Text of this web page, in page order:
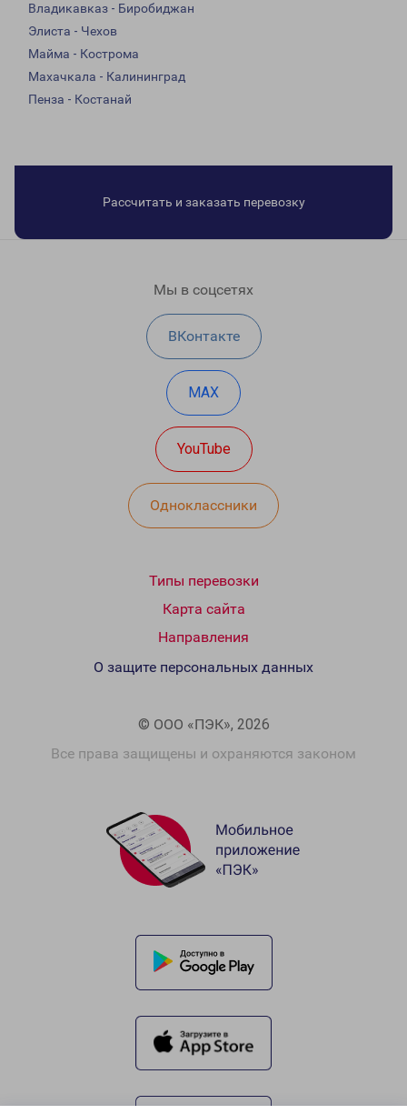
Владикавказ - Биробиджан
Элиста - Чехов
Майма - Кострома
Махачкала - Калининград
Пенза - Костанай
Рассчитать и заказать перевозку
Мы в соцсетях
ВКонтакте
MAX
YouTube
Одноклассники
Типы перевозки
Карта сайта
Направления
© ООО «ПЭК», 2026
Все права защищены и охраняются законом
О защите персональных данных